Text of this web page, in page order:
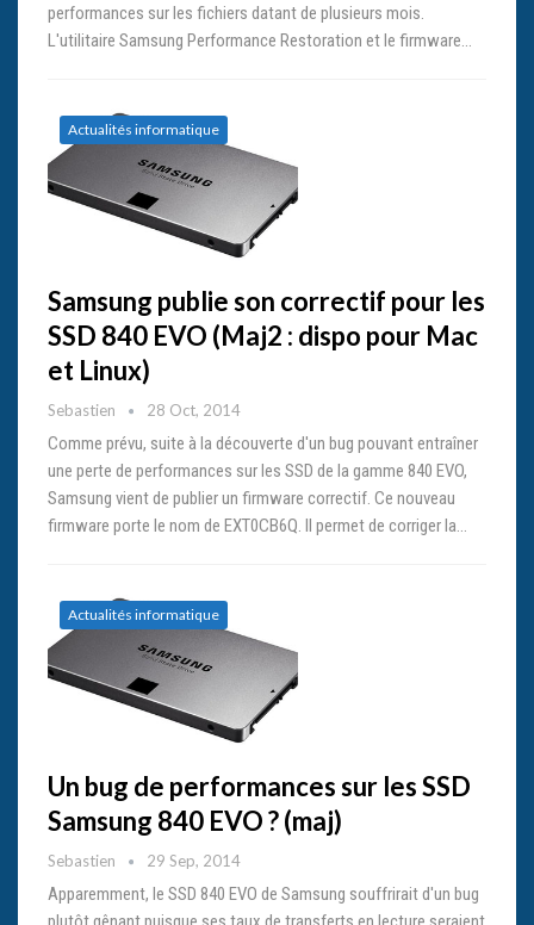
performances sur les fichiers datant de plusieurs mois.
L'utilitaire Samsung Performance Restoration et le firmware…
Actualités informatique
Samsung publie son correctif pour les
SSD 840 EVO (Maj2 : dispo pour Mac
et Linux)
Sebastien 28 Oct, 2014
Comme prévu, suite à la découverte d'un bug pouvant entraîner
une perte de performances sur les SSD de la gamme 840 EVO,
Samsung vient de publier un firmware correctif. Ce nouveau
firmware porte le nom de EXT0CB6Q. Il permet de corriger la…
Actualités informatique
Un bug de performances sur les SSD
Samsung 840 EVO ? (maj)
Sebastien 29 Sep, 2014
Apparemment, le SSD 840 EVO de Samsung souffrirait d'un bug